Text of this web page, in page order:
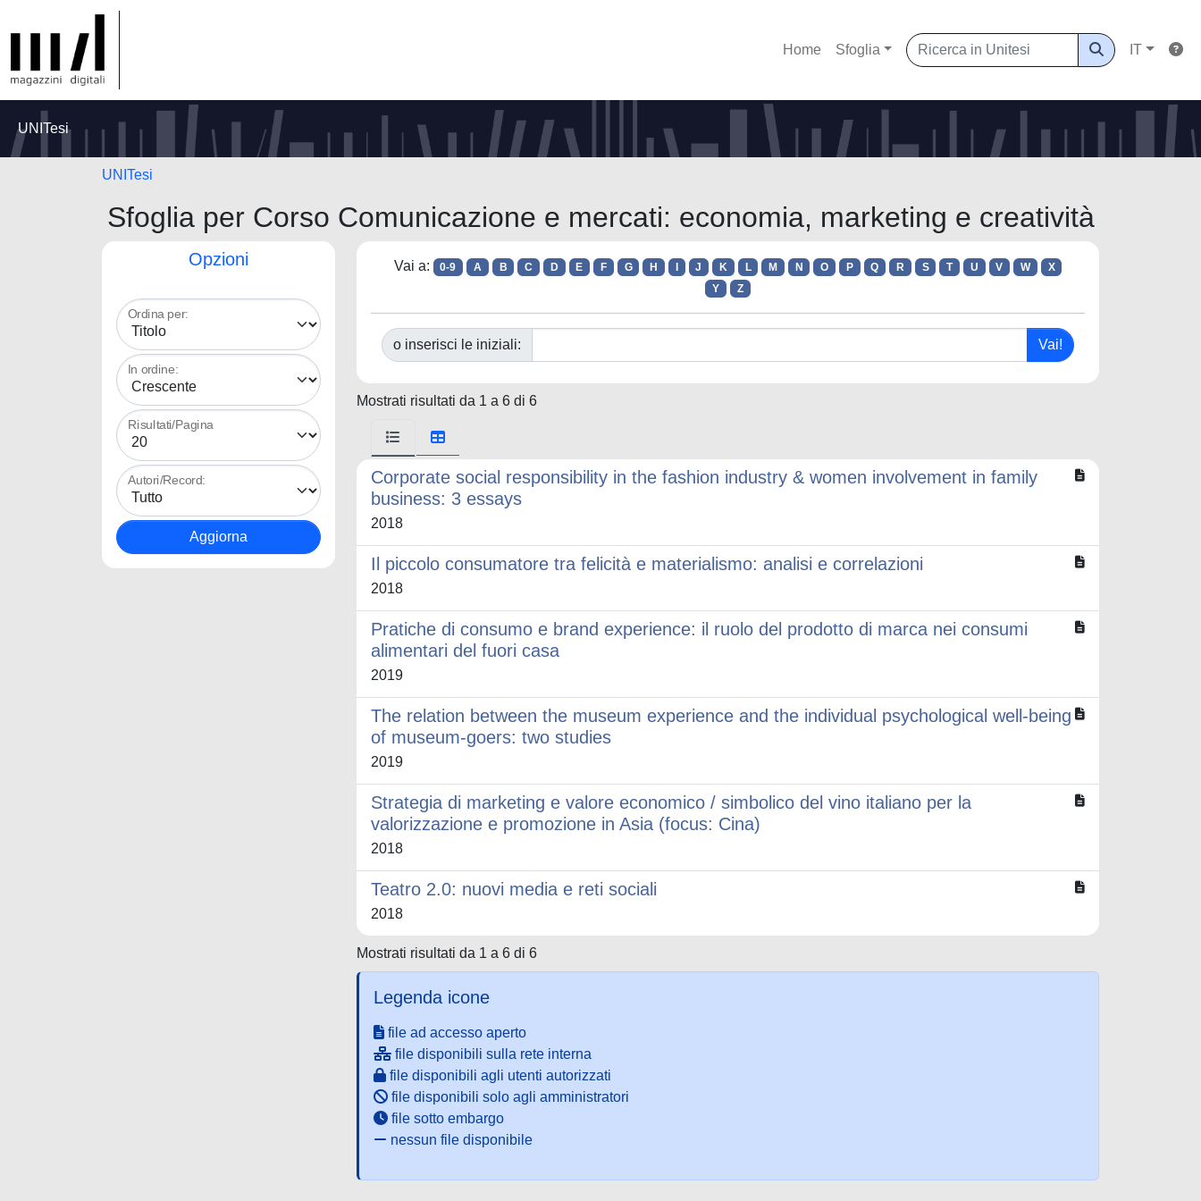
Home Sfoglia IT
UNITesi
UNITesi
Sfoglia per Corso Comunicazione e mercati: economia, marketing e creatività
Opzioni
Ordina per:
In ordine:
Risultati/Pagina
Autori/Record:
Vai a: 0-9 A B C D E F G H J K L M N O P Q R S T U V W
X
Y
Z
o inserisci le iniziali:
Mostrati risultati da 1 a 6 di 6
Corporate social responsibility in the fashion industry & women involvement in family
business: 3 essays
2018
Il piccolo consumatore tra felicità e materialismo: analisi e correlazioni
2018
Pratiche di consumo e brand experience: il ruolo del prodotto di marca nei consumi
alimentari del fuori casa
2019
The relation between the museum experience and the individual psychological well-being
of museum-goers: two studies
2019
Strategia di marketing e valore economico / simbolico del vino italiano per la
valorizzazione e promozione in Asia (focus: Cina)
2018
Teatro 2.0: nuovi media e reti sociali
2018
Mostrati risultati da 1 a 6 di 6
Legenda icone
file ad accesso aperto
file disponibili sulla rete interna
file disponibili agli utenti autorizzati
file disponibili solo agli amministratori
file sotto embargo
nessun file disponibile